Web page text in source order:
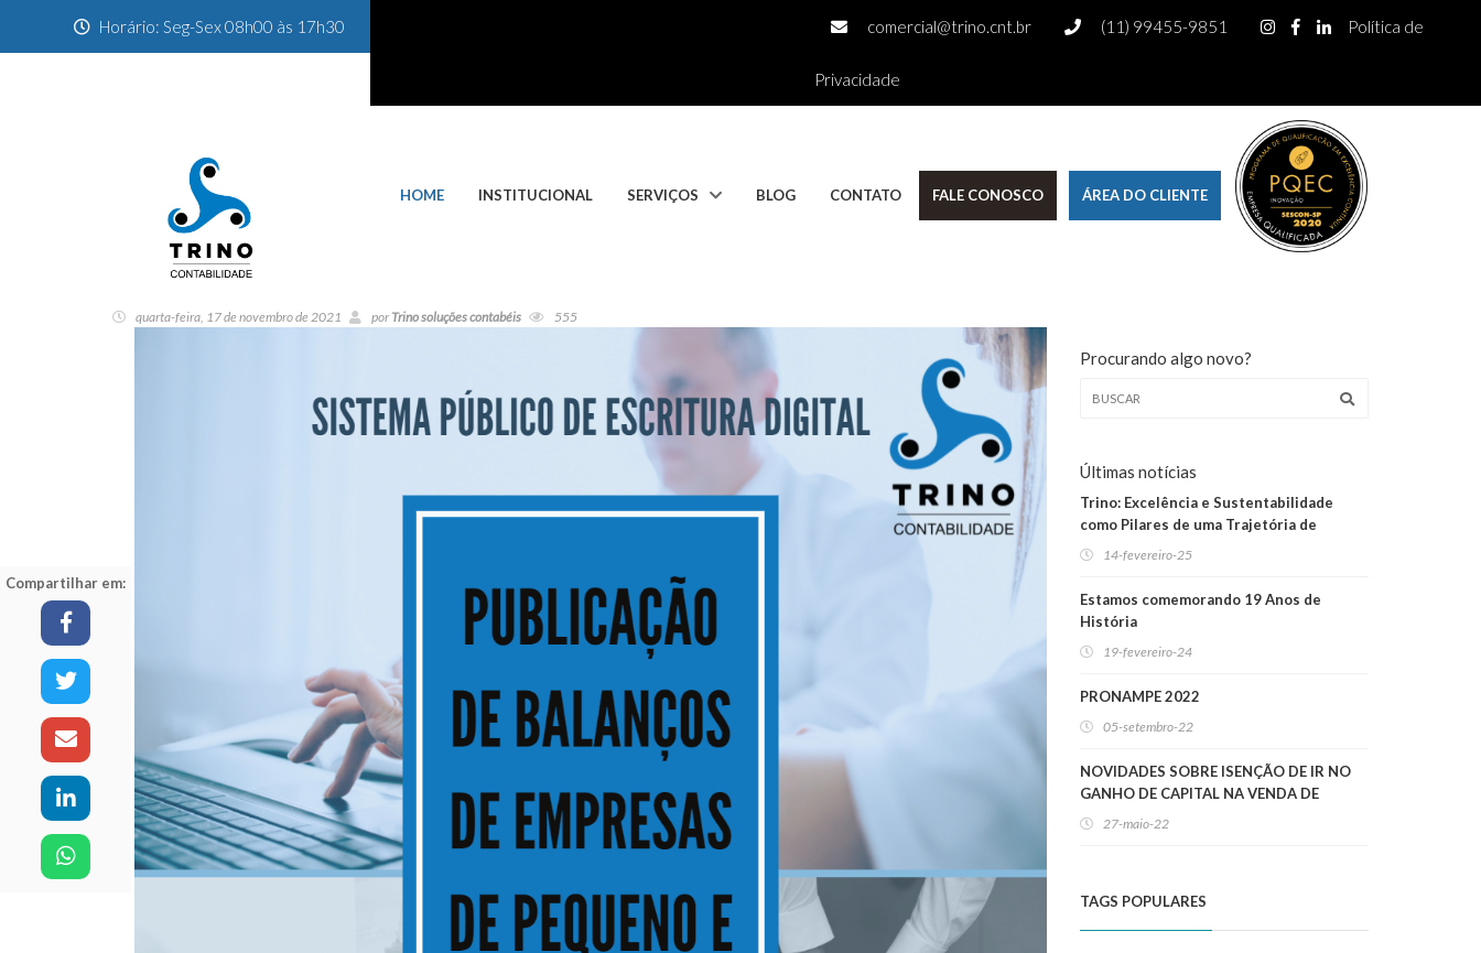
Horário: Seg-Sex 08h00 às 17h30 comercial@trino.cnt.br (11) 99455-9851 Política de
Privacidade
HOME INSTITUCIONAL SERVIÇOS BLOG CONTATO FALE CONOSCO ÁREA DO CLIENTE
quarta-feira, 17 de novembro de 2021 por Trino soluções contabéis 555
Compartilhar em:
Procurando algo novo?
Últimas notícias
Trino: Excelência e Sustentabilidade
como Pilares de uma Trajetória de
Sucesso14-fevereiro-25
Estamos comemorando 19 Anos de
História
19-fevereiro-24
PRONAMPE 2022
05-setembro-22
NOVIDADES SOBRE ISENÇÃO DE IR NO
GANHO DE CAPITAL NA VENDA DE
IMÓVEIS RESIDENCIAIS!
27-maio-22
TAGS POPULARES